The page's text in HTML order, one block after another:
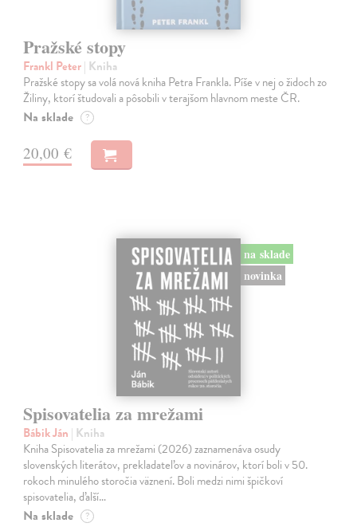
Pražské stopy
Frankl Peter| Kniha
Pražské stopy sa volá nová kniha Petra Frankla. Píše v nej o židoch zo
Žiliny, ktorí študovali a pôsobili v terajšom hlavnom meste ČR.
Na sklade ?
20,00 €
na sklade
novinka
Spisovatelia za mrežami
Bábik Ján | Kniha
Kniha Spisovatelia za mrežami (2026) zaznamenáva osudy
slovenských literátov, prekladateľov a novinárov, ktorí boli v 50.
rokoch minulého storočia väznení. Boli medzi nimi špičkoví
spisovatelia, ďalší…
Na sklade ?